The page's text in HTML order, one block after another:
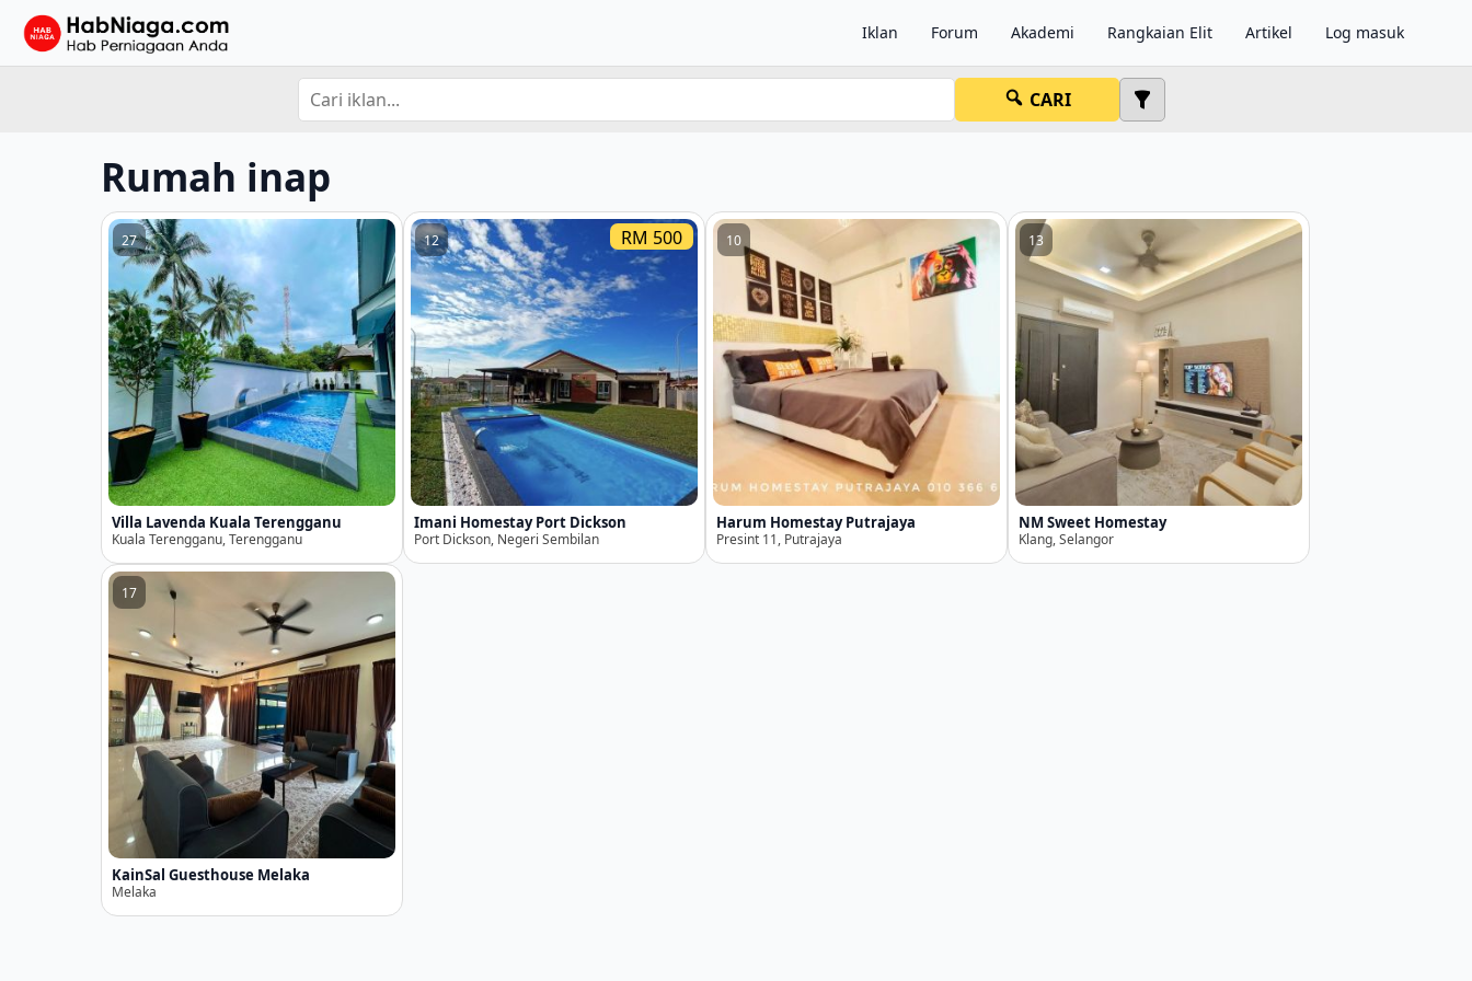
Iklan Forum Akademi Rangkaian Elit Artikel Log masuk
CARI
Rumah inap
27
Villa Lavenda Kuala Terengganu
Kuala Terengganu, Terengganu
12 RM 500
Imani Homestay Port Dickson
Port Dickson, Negeri Sembilan
10
Harum Homestay Putrajaya
Presint 11, Putrajaya
13
NM Sweet Homestay
Klang, Selangor
17
KainSal Guesthouse Melaka
Melaka